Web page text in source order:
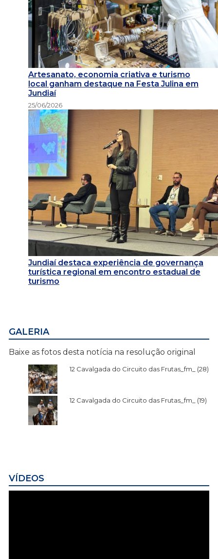
Artesanato, economia criativa e turismo
local ganham destaque na Festa Julina em
Jundiaí
25/06/2026
Jundiaí destaca experiência de governança
turística regional em encontro estadual de
turismo
GALERIA
Baixe as fotos desta notícia na resolução original
12 Cavalgada do Circuito das Frutas_fm_ (28)
12 Cavalgada do Circuito das Frutas_fm_ (19)
VÍDEOS